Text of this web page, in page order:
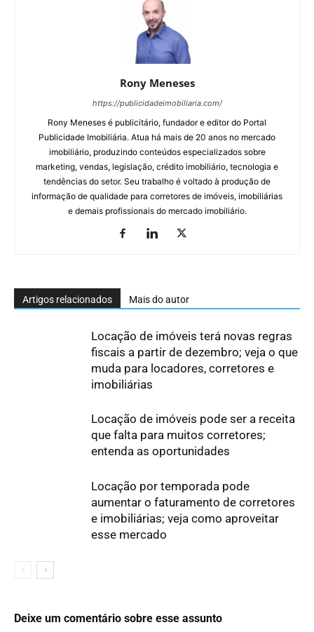
Rony Meneses
https://publicidadeimobiliaria.com/
Rony Meneses é publicitário, fundador e editor do Portal
Publicidade Imobiliária. Atua há mais de 20 anos no mercado
imobiliário, produzindo conteúdos especializados sobre
marketing, vendas, legislação, crédito imobiliário, tecnologia e
tendências do setor. Seu trabalho é voltado à produção de
informação de qualidade para corretores de imóveis, imobiliárias
e demais profissionais do mercado imobiliário.
Artigos relacionados Mais do autor
Locação de imóveis terá novas regras
fiscais a partir de dezembro; veja o que
muda para locadores, corretores e
imobiliárias
Locação de imóveis pode ser a receita
que falta para muitos corretores;
entenda as oportunidades
Locação por temporada pode
aumentar o faturamento de corretores
e imobiliárias; veja como aproveitar
esse mercado
Deixe um comentário sobre esse assunto